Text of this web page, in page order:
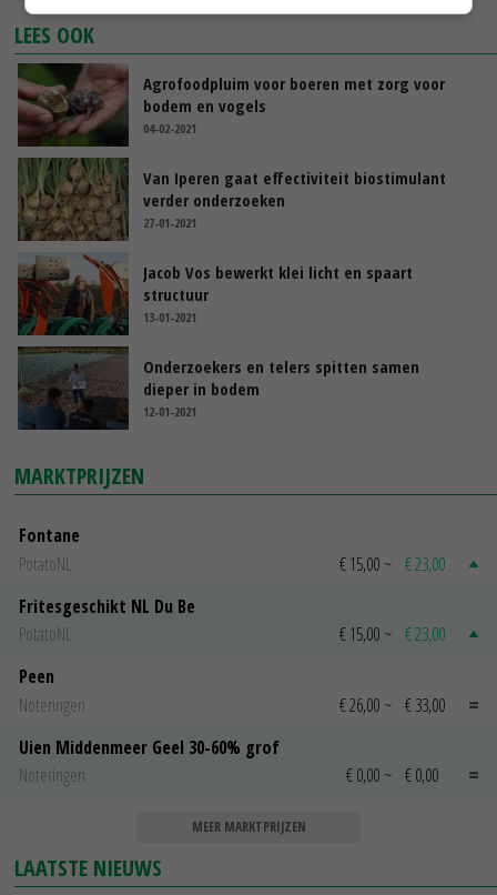
LEES OOK
Agrofoodpluim voor boeren met zorg voor
bodem en vogels
04-02-2021
Van Iperen gaat effectiviteit biostimulant
verder onderzoeken
27-01-2021
Jacob Vos bewerkt klei licht en spaart
structuur
13-01-2021
Onderzoekers en telers spitten samen
dieper in bodem
12-01-2021
MARKTPRIJZEN
Fontane
PotatoNL
€ 15,00 ~ € 23,00
Fritesgeschikt NL Du Be
PotatoNL
€ 15,00 ~ € 23,00
Peen
Noteringen
€ 26,00 ~ € 33,00
Uien Middenmeer Geel 30-60% grof
Noteringen
€ 0,00 ~ € 0,00
MEER MARKTPRIJZEN
LAATSTE NIEUWS